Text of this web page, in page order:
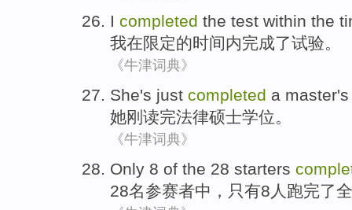
I completed the test within the
我在限定的时间内完成了试验。
《牛津词典》
She's just completed a master
她刚 读完法律硕士学位。
《牛津词典》
Only 8 of the 28 starters
28名参赛者中 ， 只有8 人跑完了